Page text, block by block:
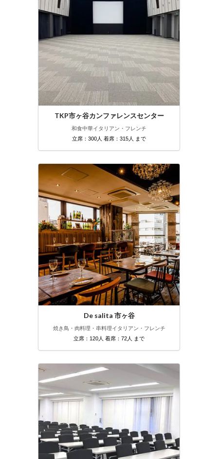
TKP市ヶ谷カンファレンスセンター
和食中華イタリアン・フレンチ
立席：300人 着席：315人 まで
De salita 市ヶ谷
焼き鳥・肉料理・串料理イタリアン・フレンチ
立席：120人 着席：72人 まで